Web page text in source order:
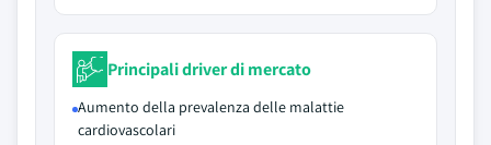
Principali driver di mercato
Aumento della prevalenza delle malattie
cardiovascolari